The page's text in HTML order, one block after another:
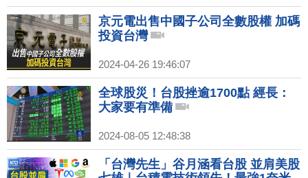
京元電出售中國子公司全數股權 加碼
投資台灣
2024-04-26 19:46:07
全球股災！台股挫逾1700點 經長：
大家要有準備
2024-08-05 12:48:38
「台灣先生」谷月涵看台股 並肩美股